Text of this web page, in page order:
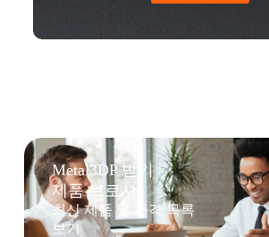
Metal3DP 받기
제품 브로셔
최신 제품 및 가격 목록
보기